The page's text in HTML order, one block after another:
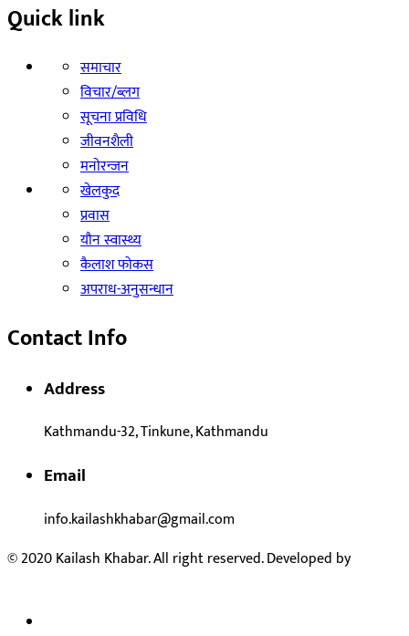
Quick link
समाचार
विचार/ब्लग
सूचना प्रविधि
जीवनशैली
मनाेरन्जन
खेलकुद
प्रवास
याैन स्वास्थ्य
कैलाश फोकस
अपराध-अनुसन्धान
Contact Info
Address
Kathmandu-32, Tinkune, Kathmandu
Email
info.kailashkhabar@gmail.com
© 2020 Kailash Khabar. All right reserved. Developed by